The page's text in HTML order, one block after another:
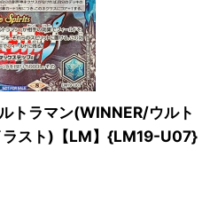
トラマン(WINNER/ウルト
ラスト)【LM】{LM19-U07}